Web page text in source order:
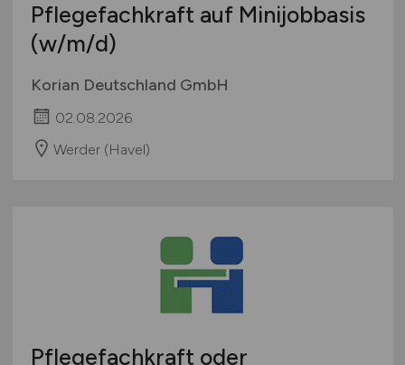
Pflegefachkraft auf Minijobbasis
(w/m/d)
Korian Deutschland GmbH
02.08.2026
Werder (Havel)
Pflegefachkraft oder